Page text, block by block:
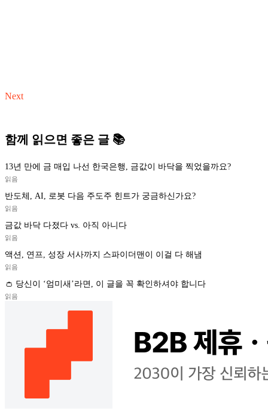
Next
함께 읽으면 좋은 글 📚
13년 만에 금 매입 나선 한국은행, 금값이 바닥을 찍었을까요?
읽음
반도체, AI, 로봇 다음 주도주 힌트가 궁금하신가요?
읽음
금값 바닥 다졌다 vs. 아직 아니다
읽음
액션, 연프, 성장 서사까지 스파이더맨이 이걸 다 해냄
읽음
👛 당신이 ‘엄미새’라면, 이 글을 꼭 확인하셔야 합니다
읽음